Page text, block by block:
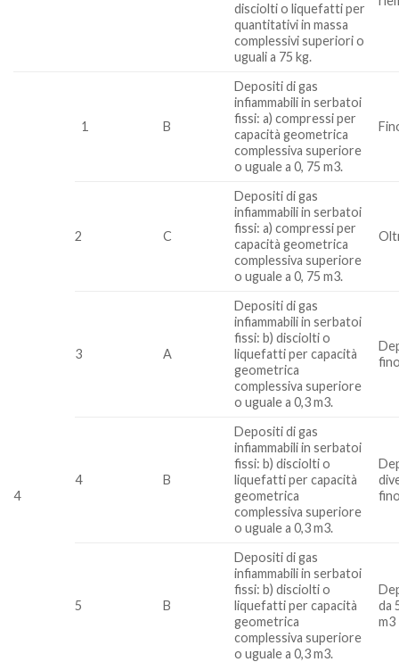
disciolti o liquefatti per
quantitativi in massa
complessivi superiori o
uguali a 75 kg.
4
1 B
Depositi di gas
infiammabili in serbatoi
fissi: a) compressi per
capacità geometrica
complessiva superiore
o uguale a 0, 75 m3.
2 C
Depositi di gas
infiammabili in serbatoi
fissi: a) compressi per
capacità geometrica
complessiva superiore
o uguale a 0, 75 m3.
3 A
Depositi di gas
infiammabili in serbatoi
fissi: b) disciolti o
liquefatti per capacità
geometrica
complessiva superiore
o uguale a 0,3 m3.
4 B
Depositi di gas
infiammabili in serbatoi
fissi: b) disciolti o
liquefatti per capacità
geometrica
complessiva superiore
o uguale a 0,3 m3.
5 B
Depositi di gas
infiammabili in serbatoi
fissi: b) disciolti o
liquefatti per capacità
geometrica
complessiva superiore
o uguale a 0,3 m3.
da
m3